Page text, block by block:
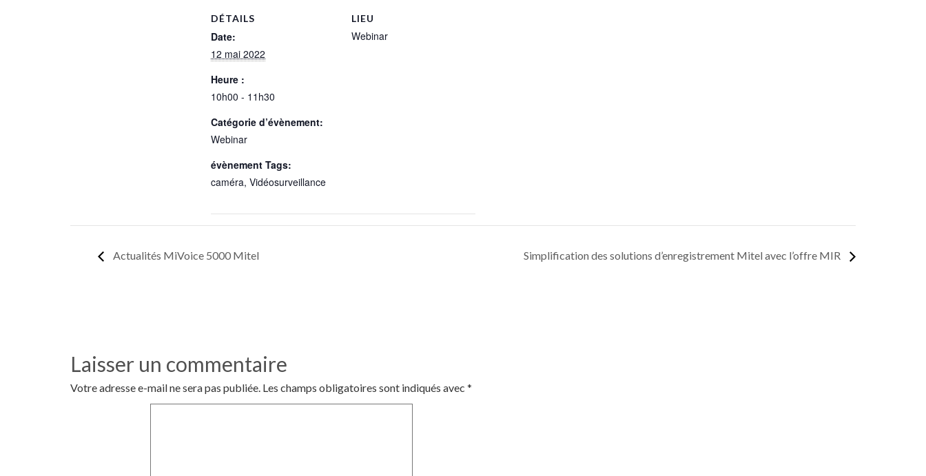
DÉTAILS
Date:
12 mai 2022
Heure :
10h00 - 11h30
Catégorie d’évènement:
Webinar
évènement Tags:
caméra, Vidéosurveillance
LIEU
Webinar
Actualités MiVoice 5000 Mitel Simplification des solutions d’enregistrement Mitel avec l’offre MIR
Laisser un commentaire
Votre adresse e-mail ne sera pas publiée. Les champs obligatoires sont indiqués avec *